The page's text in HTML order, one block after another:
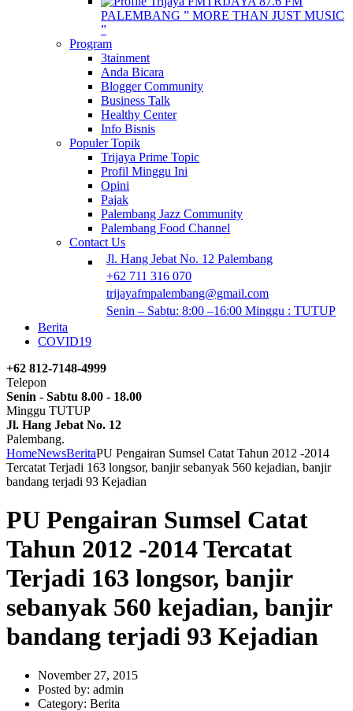
PALEMBANG ” MORE THAN JUST MUSIC
”
Program
3tainment
Anda Bicara
Blogger Community
Business Talk
Healthy Center
Info Bisnis
Populer Topik
Trijaya Prime Topic
Profil Minggu Ini
Opini
Pajak
Palembang Jazz Community
Palembang Food Channel
Contact Us
Jl. Hang Jebat No. 12 Palembang
+62 711 316 070
trijayafmpalembang@gmail.com
Senin – Sabtu: 8:00 –16:00 Minggu : TUTUP
Berita
COVID19
+62 812-7148-4999
Telepon
Senin - Sabtu 8.00 - 18.00
Minggu TUTUP
Jl. Hang Jebat No. 12
Palembang.
HomeNewsBeritaPU Pengairan Sumsel Catat Tahun 2012 -2014
Tercatat Terjadi 163 longsor, banjir sebanyak 560 kejadian, banjir
bandang terjadi 93 Kejadian
PU Pengairan Sumsel Catat
Tahun 2012 -2014 Tercatat
Terjadi 163 longsor, banjir
sebanyak 560 kejadian, banjir
bandang terjadi 93 Kejadian
November 27, 2015
Posted by: admin
Category: Berita